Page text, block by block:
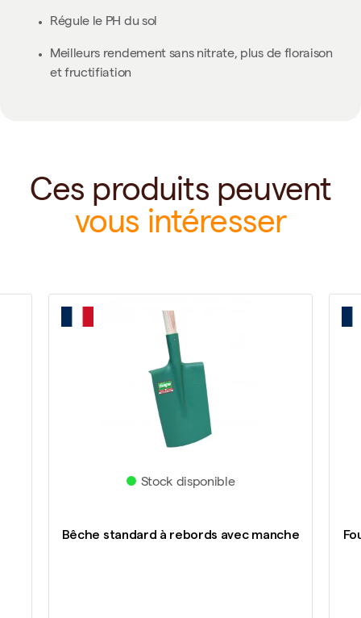
Régule le PH du sol
Meilleurs rendement sans nitrate, plus de floraison
et fructifiation
Ces produits peuvent
vous intéresser
Stock disponible
Bêche standard à rebords avec manche